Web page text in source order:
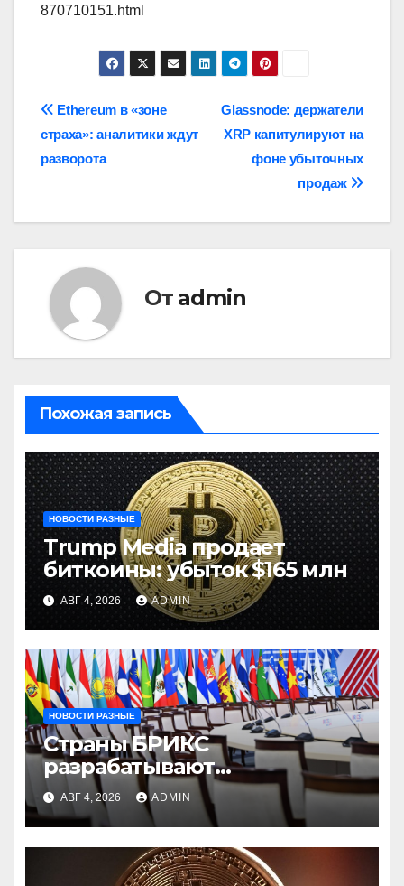
870710151.html
Навигация
по
Glassnode: держатели
XRP капитулируют на
фоне убыточных
продаж
Ethereum в «зоне
страха»: аналитики ждут
разворота
От admin
Похожая запись
НОВОСТИ РАЗНЫЕ
Trump Media продает
биткоины: убыток $165 млн
АВГ 4, 2026 ADMIN
НОВОСТИ РАЗНЫЕ
Страны БРИКС
разрабатывают
инфраструктуру на базе
цифровых валют
центробанков
АВГ 4, 2026 ADMIN